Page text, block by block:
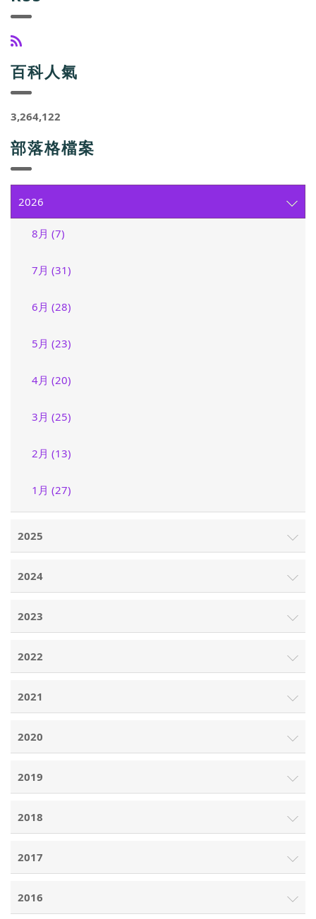
百科人氣
3,264,122
部落格檔案
2026
8月 (7)
7月 (31)
6月 (28)
5月 (23)
4月 (20)
3月 (25)
2月 (13)
1月 (27)
2025
2024
2023
2022
2021
2020
2019
2018
2017
2016